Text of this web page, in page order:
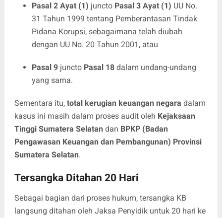
Pasal 2 Ayat (1) juncto Pasal 3 Ayat (1) UU No.
31 Tahun 1999 tentang Pemberantasan Tindak
Pidana Korupsi, sebagaimana telah diubah
dengan UU No. 20 Tahun 2001, atau
Pasal 9juncto Pasal 18dalam undang-undang
yang sama.
Sementara itu, total kerugian keuangan negara dalam
kasus ini masih dalam proses audit oleh Kejaksaan
Tinggi Sumatera Selatan dan BPKP (Badan
Pengawasan Keuangan dan Pembangunan) Provinsi
Sumatera Selatan.
Tersangka Ditahan 20 Hari
Sebagai bagian dari proses hukum, tersangka KB
langsung ditahan oleh Jaksa Penyidik untuk 20 hari ke